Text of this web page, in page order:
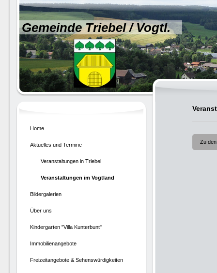
Gemeinde Triebel / Vogtl.
Zu
Home
Aktuelles und Termine
Veranstaltungen in Triebel
Veranstaltungen im Vogtland
Bildergalerien
Über uns
Kindergarten "Villa Kunterbunt"
Immobilienangebote
Freizeitangebote & Sehenswürdigkeiten